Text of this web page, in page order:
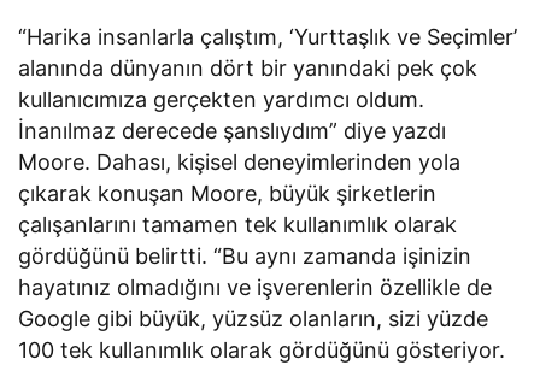
“Harika insanlarla çalıştım, ‘Yurttaşlık ve Seçimler’
alanında dünyanın dört bir yanındaki pek çok
kullanıcımıza gerçekten yardımcı oldum.
İnanılmaz derecede şanslıydım” diye yazdı
Moore. Dahası, kişisel deneyimlerinden yola
çıkarak konuşan Moore, büyük şirketlerin
çalışanlarını tamamen tek kullanımlık olarak
gördüğünü belirtti. “Bu aynı zamanda işinizin
hayatınız olmadığını ve işverenlerin özellikle de
Google gibi büyük, yüzsüz olanların, sizi yüzde
100 tek kullanımlık olarak gördüğünü gösteriyor.